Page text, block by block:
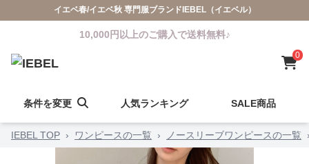
イエベ春/イエベ秋 専門服ブランドIEBEL（イエベル）
10,000円以上のご購入で送料無料♪
0
条件を変更 人気ランキング SALE商品
IEBEL TOP › ワンピースの一覧 › ノースリーブワンピースの一覧